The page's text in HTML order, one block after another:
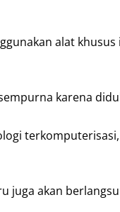
alat
karena
juga akan